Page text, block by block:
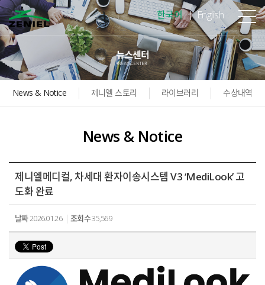
본문바로가기
한국어 English
News & Notice 제니엘 스토리 라이브러리 수상내역
News & Notice
제니엘메디컬, 차세대 환자이송시스템 V3 ‘MediLook’ 고
도화 완료
날짜2026.01.26 조회수35,569